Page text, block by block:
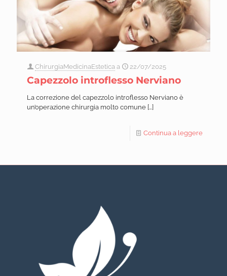
ChirurgiaMedicinaEstetica a 22/07/2025
Capezzolo introflesso Nerviano
La correzione del capezzolo introflesso Nerviano è
un’operazione chirurgia molto comune […]
Continua a leggere